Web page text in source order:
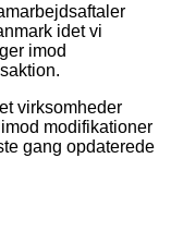
idet vi
imod
virksomheder
modifikationer
gang opdaterede